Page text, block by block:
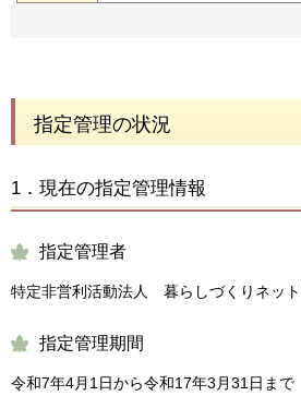
指定管理の状況
1．現在の指定管理情報
指定管理者
特定非営利活動法人 暮らしづくりネッ
指定管理期間
令和7年4月1日から令和17年3月31日まで